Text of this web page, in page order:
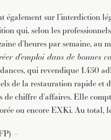
également sur l’interdiction
qui, selon les
d’heures par semaine, au
d’emploi dans de bonnes
qui revendique 1.450
de la restauration rapide et
de chiffre d’affaires. Elle
ou encore EXKi. Au total,
–